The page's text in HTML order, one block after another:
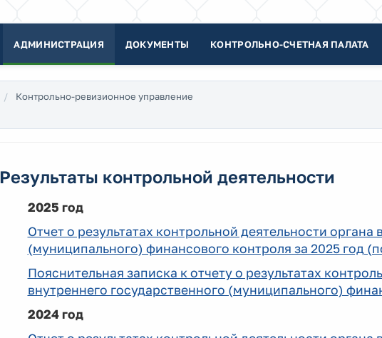
АДМИНИСТРАЦИЯ ДОКУМЕНТЫ КОНТРОЛЬНО-СЧЕТНАЯ ПАЛАТА
Контрольно-ревизионное управление
Результаты контрольной деятельности
2025 год
Отчет о результатах контрольной деятельности органа
(муниципального) финансового контроля за 2025 год
Пояснительная записка к отчету о результатах
внутреннего государственного (муниципального)
2024 год